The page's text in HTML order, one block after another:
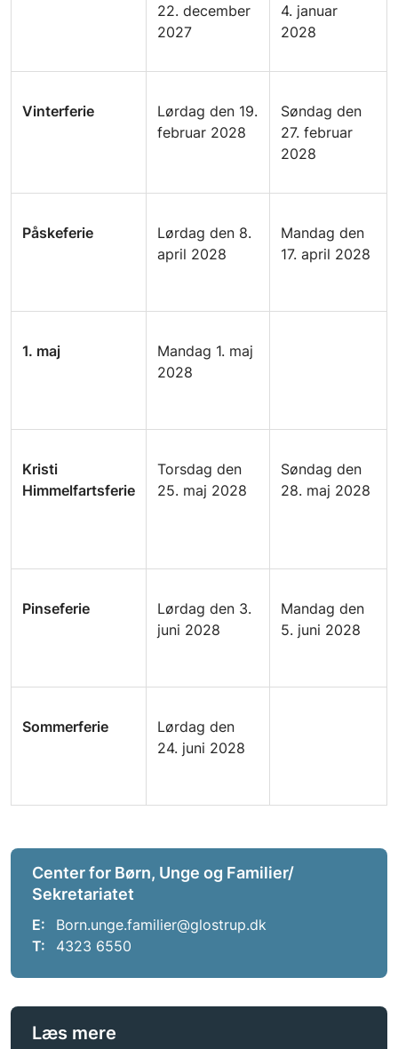
22. december
2027
4. januar
2028
Vinterferie
Lørdag den 19.
februar 2028
Søndag den
27. februar
2028
Påskeferie
Lørdag den 8.
april 2028
Mandag den
17. april 2028
1. maj
Mandag 1. maj
2028
Kristi
Himmelfartsferie
Torsdag den
25. maj 2028
Søndag den
28. maj 2028
Pinseferie
Lørdag den 3.
juni 2028
Mandag den
5. juni 2028
Sommerferie
Lørdag den
24. juni 2028
Center for Børn, Unge og Familier/
Sekretariatet
E:
Born.unge.familier@glostrup.dk
T:
4323 6550
Læs mere